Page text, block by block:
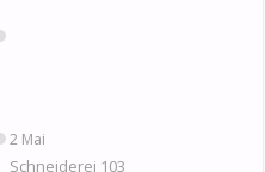
2 Mai
Schneiderei 103